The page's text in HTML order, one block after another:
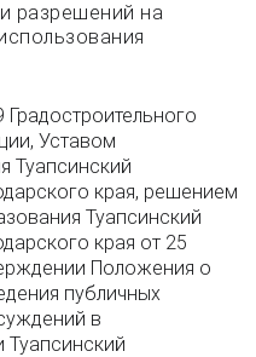
разрешений на
Градостроительного
Уставом
Туапсинский
края, решением
Туапсинский
края от 25
Положения о
публичных
в